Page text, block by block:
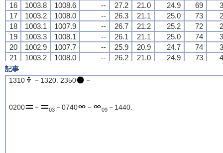
16
1003.8 1008.6 -- 27.2 21.0 24.9 69
17
1003.2 1008.0 -- 26.3 21.1 25.0 73
18
1003.1 1007.9 -- 26.7 21.2 25.2 72
19
1003.3 1008.1 -- 26.1 21.1 25.0 74
20
1002.9 1007.7 -- 25.9 20.9 24.7 74
21
1003.2 1008.0 -- 26.2 21.0 24.9 73
22
23
1002.3 1007.1
16
1003.8 1008.6 -- 27.2 21.0 24.9 69
17
1003.2 1008.0 -- 26.3 21.1 25.0 73
18
1003.1 1007.9 -- 26.7 21.2 25.2 72
19
1003.3 1008.1 -- 26.1 21.1 25.0 74
20
1002.9 1007.7 -- 25.9 20.9 24.7 74
21
1003.2 1008.0 -- 26.2 21.0 24.9 73
22
23
1002.3 1007.1
16
1003.8 1008.6 -- 27.2 21.0 24.9 69
17
1003.2 1008.0 -- 26.3 21.1 25.0 73
18
1003.1 1007.9 -- 26.7 21.2 25.2 72
19
1003.3 1008.1 -- 26.1 21.1 25.0 74
20
1002.9 1007.7 -- 25.9 20.9 24.7 74
21
1003.2 1008.0 -- 26.2 21.0 24.9 73
22
23
1002.3 1007.1
16
1003.8 1008.6 -- 27.2 21.0 24.9 69
17
1003.2 1008.0 -- 26.3 21.1 25.0 73
18
1003.1 1007.9 -- 26.7 21.2 25.2 72
19
1003.3 1008.1 -- 26.1 21.1 25.0 74
20
1002.9 1007.7 -- 25.9 20.9 24.7 74
21
1003.2 1008.0 -- 26.2 21.0 24.9 73
22
23
1002.3 1007.1
記事
1310
－1320. 2350 －
0200 － 03－0740 － 09－1440.